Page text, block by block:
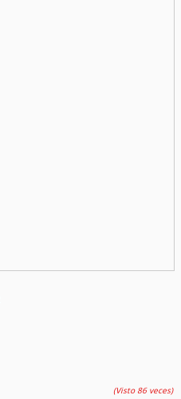
(Visto 86 veces)